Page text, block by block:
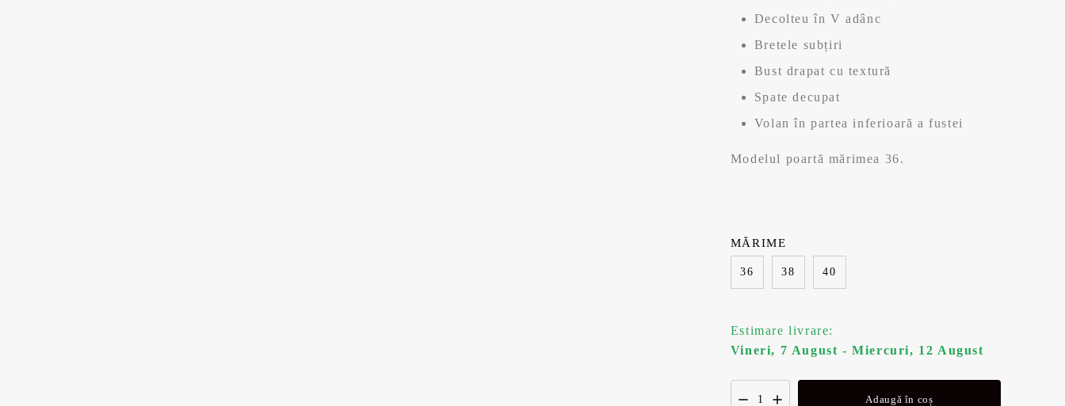
Decolteu în V adânc
Bretele subțiri
Bust drapat cu textură
Spate decupat
Volan în partea inferioară a fustei
Modelul poartă mărimea 36.
36 38 40
MĂRIME
Estimare livrare:
Vineri, 7 August - Miercuri, 12 August
Adaugă în coș